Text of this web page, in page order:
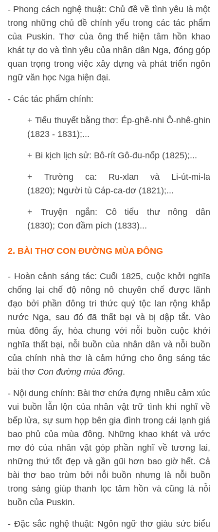
- Phong cách nghệ thuật: Chủ đề về tình yêu là một
trong những chủ đề chính yếu trong các tác phẩm
của Puskin. Thơ của ông thể hiện tâm hồn khao
khát tự do và tình yêu của nhân dân Nga, đóng góp
quan trọng trong việc xây dựng và phát triển ngôn
ngữ văn học Nga hiện đại.
- Các tác phẩm chính:
+ Tiểu thuyết bằng thơ: Ép-ghê-nhi Ô-nhê-ghin
(1823 - 1831);...
+ Bi kịch lịch sử: Bô-rít Gô-đu-nốp (1825);...
+ Trường ca: Ru-xlan và Li-út-mi-la
(1820); Người tù Cáp-ca-dơ (1821);...
+ Truyện ngắn: Cô tiểu thư nông dân
(1830); Con đầm pích (1833)...
2. BÀI THƠ CON ĐƯỜNG MÙA ĐÔNG
- Hoàn cảnh sáng tác: Cuối 1825, cuộc khởi nghĩa
chống lại chế độ nông nô chuyên chế được lãnh
đạo bởi phần đông tri thức quý tộc lan rộng khắp
nước Nga, sau đó đã thất bại và bị dập tắt. Vào
mùa đông ấy, hòa chung với nỗi buồn cuộc khởi
nghĩa thất bại, nỗi buồn của nhân dân và nỗi buồn
của chính nhà thơ là cảm hứng cho ông sáng tác
bài thơ Con đường mùa đông.
- Nội dung chính: Bài thơ chứa đựng nhiều cảm xúc
vui buồn lẫn lộn của nhân vật trữ tình khi nghĩ về
bếp lửa, sự sum họp bên gia đình trong cái lạnh giá
bao phủ của mùa đông. Những khao khát và ước
mơ đó của nhân vật góp phần nghĩ về tương lai,
những thứ tốt đẹp và gần gũi hơn bao giờ hết. Cả
bài thơ bao trùm bởi nỗi buồn nhưng là nỗi buồn
trong sáng giúp thanh lọc tâm hồn và cũng là nỗi
buồn của Puskin.
- Đặc sắc nghệ thuật: Ngôn ngữ thơ giàu sức biểu